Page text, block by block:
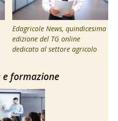
Edagricole News, quindicesima
edizione del TG online
dedicato al settore agricolo
formazione